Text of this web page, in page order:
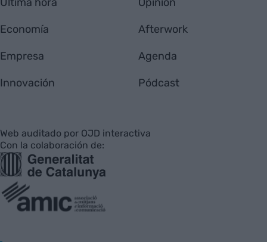
Economía
Empresa
Innovación
Afterwork
Agenda
Pódcast
Web auditado por OJD interactiva
Con la colaboración de: